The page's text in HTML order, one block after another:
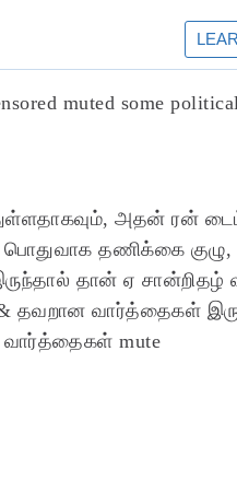
muted some
அதன் ரன்
தணிக்கை குழு,
தான் ஏ சான்றிதழ்
தவறான வார்த்தைகள்
வார்த்தைகள் mute